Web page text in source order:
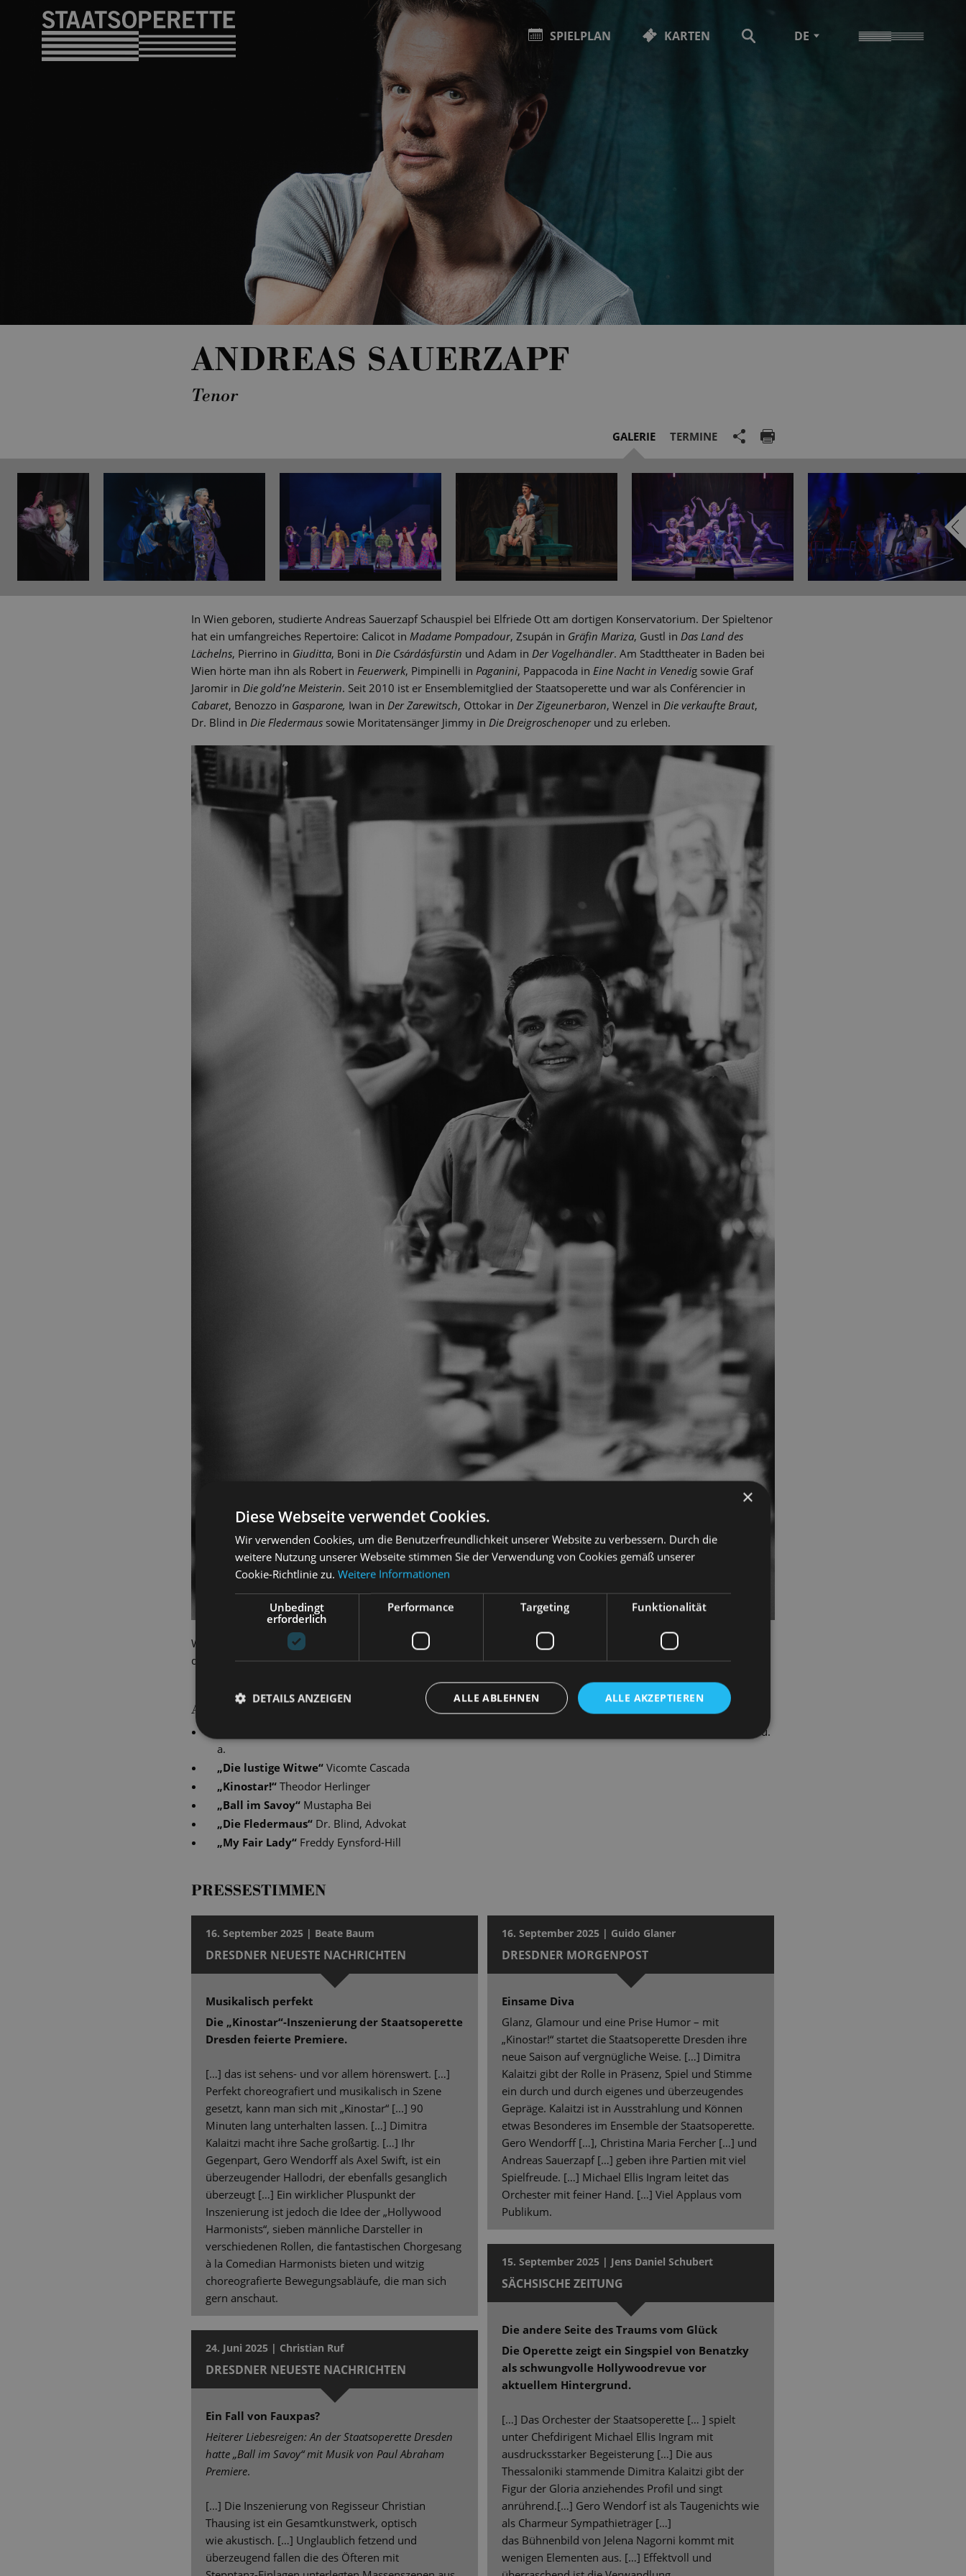
SPIELPLAN KARTEN DE
ANDREAS SAUERZAPF
Tenor
GALERIE TERMINE
In Wien geboren, studierte Andreas Sauerzapf Schauspiel bei Elfriede Ott am dortigen Konservatorium. Der Spieltenor
hat ein umfangreiches Repertoire: Calicot in Madame Pompadour, Zsupán in Gräfin Mariza, Gustl in Das Land des
Lächelns, Pierrino in Giuditta, Boni in Die Csárdásfürstin und Adam in Der Vogelhändler. Am Stadttheater in Baden bei
Wien hörte man ihn als Robert in Feuerwerk, Pimpinelli in Paganini, Pappacoda in Eine Nacht in Venedig sowie Graf
Jaromir in Die gold’ne Meisterin. Seit 2010 ist er Ensemblemitglied der Staatsoperette und war als Conférencier in
Cabaret, Benozzo in Gasparone, Iwan in Der Zarewitsch, Ottokar in Der Zigeunerbaron, Wenzel in Die verkaufte Braut,
Dr. Blind in Die Fledermaus sowie Moritatensänger Jimmy in Die Dreigroschenoperund zu erleben.
Während unserer Vorstellungen entstanden stimmungsvolle Fotografien unserer Solist*innen. Mit feinem Gespür für
den Moment fing Lutz Michen authentische und intime Szenen hinter den Kulissen ein.
AKTUELLE PRODUKTIONEN
Stabsarzt/ Magier Houdini/ Ed Sullivan/ Offizier 1/ u.
a.
„Die lustige Witwe“ Vicomte Cascada
„Kinostar!“ Theodor Herlinger
„Ball im Savoy“ Mustapha Bei
„Die Fledermaus“ Dr. Blind, Advokat
„My Fair Lady“ Freddy Eynsford-Hill
PRESSESTIMMEN
16. September 2025 | Beate Baum
DRESDNER NEUESTE NACHRICHTEN
Musikalisch perfekt
Die „Kinostar“-Inszenierung der Staatsoperette
Dresden feierte Premiere.
[…] das ist sehens- und vor allem hörenswert. […]
Perfekt choreografiert und musikalisch in Szene
gesetzt, kann man sich mit „Kinostar“ [...] 90
Minuten lang unterhalten lassen. […] Dimitra
Kalaitzi macht ihre Sache großartig. […] Ihr
Gegenpart, Gero Wendorff als Axel Swift, ist ein
überzeugender Hallodri, der ebenfalls gesanglich
überzeugt […] Ein wirklicher Pluspunkt der
Inszenierung ist jedoch die Idee der „Hollywood
Harmonists“, sieben männliche Darsteller in
verschiedenen Rollen, die fantastischen Chorgesang
à la Comedian Harmonists bieten und witzig
choreografierte Bewegungsabläufe, die man sich
gern anschaut.
16. September 2025 | Guido Glaner
DRESDNER MORGENPOST
Einsame Diva
Glanz, Glamour und eine Prise Humor – mit
„Kinostar!“ startet die Staatsoperette Dresden ihre
neue Saison auf vergnügliche Weise. […] Dimitra
Kalaitzi gibt der Rolle in Präsenz, Spiel und Stimme
ein durch und durch eigenes und überzeugendes
Gepräge. Kalaitzi ist in Ausstrahlung und Können
etwas Besonderes im Ensemble der Staatsoperette.
Gero Wendorff […], Christina Maria Fercher […] und
Andreas Sauerzapf […] geben ihre Partien mit viel
Spielfreude. […] Michael Ellis Ingram leitet das
Orchester mit feiner Hand. […] Viel Applaus vom
Publikum.
15. September 2025 | Jens Daniel Schubert
SÄCHSISCHE ZEITUNG
Die andere Seite des Traums vom Glück
Die Operette zeigt ein Singspiel von Benatzky
als schwungvolle Hollywoodrevue vor
aktuellem Hintergrund.
[…] Das Orchester der Staatsoperette [… ] spielt
unter Chefdirigent Michael Ellis Ingram mit
ausdrucksstarker Begeisterung […] Die aus
Thessaloniki stammende Dimitra Kalaitzi gibt der
Figur der Gloria anziehendes Profil und singt
anrührend.[…] Gero Wendorf ist als Taugenichts wie
als Charmeur Sympathieträger […]
das Bühnenbild von Jelena Nagorni kommt mit
wenigen Elementen aus. […] Effektvoll und
24. Juni 2025 | Christian Ruf
DRESDNER NEUESTE NACHRICHTEN
Ein Fall von Fauxpas?
Heiterer Liebesreigen: An der Staatsoperette Dresden
hatte „Ball im Savoy“ mit Musik von Paul Abraham
Premiere.
[…] Die Inszenierung von Regisseur Christian
Thausing ist ein Gesamtkunstwerk, optisch
wie akustisch. […] Unglaublich fetzend und
überzeugend fallen die des Öfteren mit
×
Diese Webseite verwendet Cookies.
Wir verwenden Cookies, um die Benutzerfreundlichkeit unserer Website zu verbessern. Durch die
weitere Nutzung unserer Webseite stimmen Sie der Verwendung von Cookies gemäß unserer
Cookie-Richtlinie zu. Weitere Informationen
Unbedingt
erforderlich
Performance Targeting Funktionalität
ALLE AKZEPTIEREN
ALLE ABLEHNEN
DETAILS ANZEIGEN